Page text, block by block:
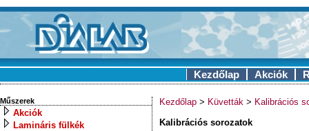
Kezdőlap Akciók
Műszerek
Akciók
Lamináris fülkék
Kezdőlap > Küvetták > Kalibrációs
Kalibrációs sorozatok